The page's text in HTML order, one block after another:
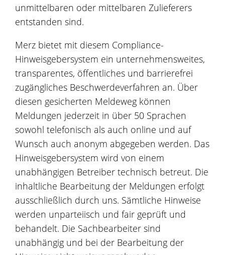
unmittelbaren oder mittelbaren Zulieferers
entstanden sind.
Merz bietet mit diesem Compliance-
Hinweisgebersystem ein unternehmensweites,
transparentes, öffentliches und barrierefrei
zugängliches Beschwerdeverfahren an. Über
diesen gesicherten Meldeweg können
Meldungen jederzeit in über 50 Sprachen
sowohl telefonisch als auch online und auf
Wunsch auch anonym abgegeben werden. Das
Hinweisgebersystem wird von einem
unabhängigen Betreiber technisch betreut. Die
inhaltliche Bearbeitung der Meldungen erfolgt
ausschließlich durch uns. Sämtliche Hinweise
werden unparteiisch und fair geprüft und
behandelt. Die Sachbearbeiter sind
unabhängig und bei der Bearbeitung der